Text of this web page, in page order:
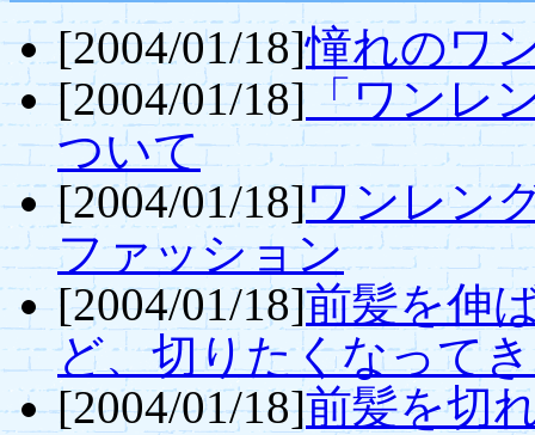
[2004/01/18]憧れのワ
[2004/01/18]「ワンレ
ついて
[2004/01/18]ワンレン
ファッション
[2004/01/18]前髪を伸
ど、切りたくなって
[2004/01/18]前髪を切